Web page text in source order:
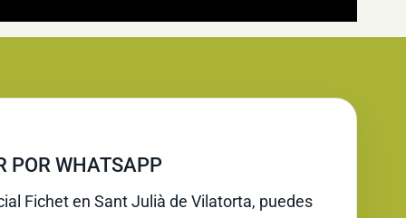
POR WHATSAPP
Fichet en Sant Julià de Vilatorta, puedes